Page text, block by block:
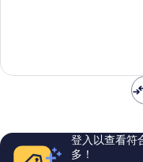
夠
評
論
登入以查看符
多！